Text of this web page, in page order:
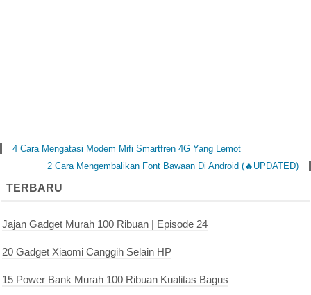
4 Cara Mengatasi Modem Mifi Smartfren 4G Yang Lemot
2 Cara Mengembalikan Font Bawaan Di Android (🔥UPDATED)
TERBARU
Jajan Gadget Murah 100 Ribuan | Episode 24
20 Gadget Xiaomi Canggih Selain HP
15 Power Bank Murah 100 Ribuan Kualitas Bagus